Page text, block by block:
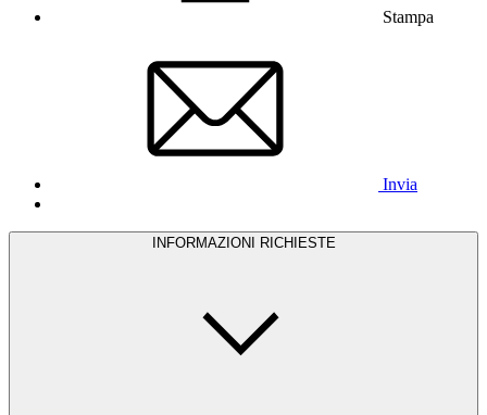
Stampa
Invia
INFORMAZIONI RICHIESTE